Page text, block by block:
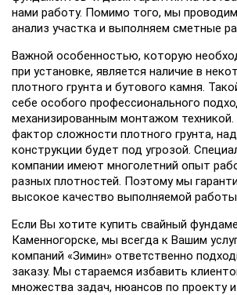
нами работу. Помимо того, мы
анализ участка и выполняем сметные
Важной особенностью, которую
при установке, является наличие в
плотного грунта и бутового камня.
себе особого профессионального
механизированным монтажом техникой.
фактор сложности плотного грунта,
конструкции будет под угрозой.
компании имеют многолетний опыт
разных плотностей. Поэтому мы
высокое качество выполняемой
Если Вы хотите купить свайный
Каменногорске, мы всегда к Вашим
компаний «Зимин» ответственно
заказу. Мы стараемся избавить
множества задач, нюансов по проекту